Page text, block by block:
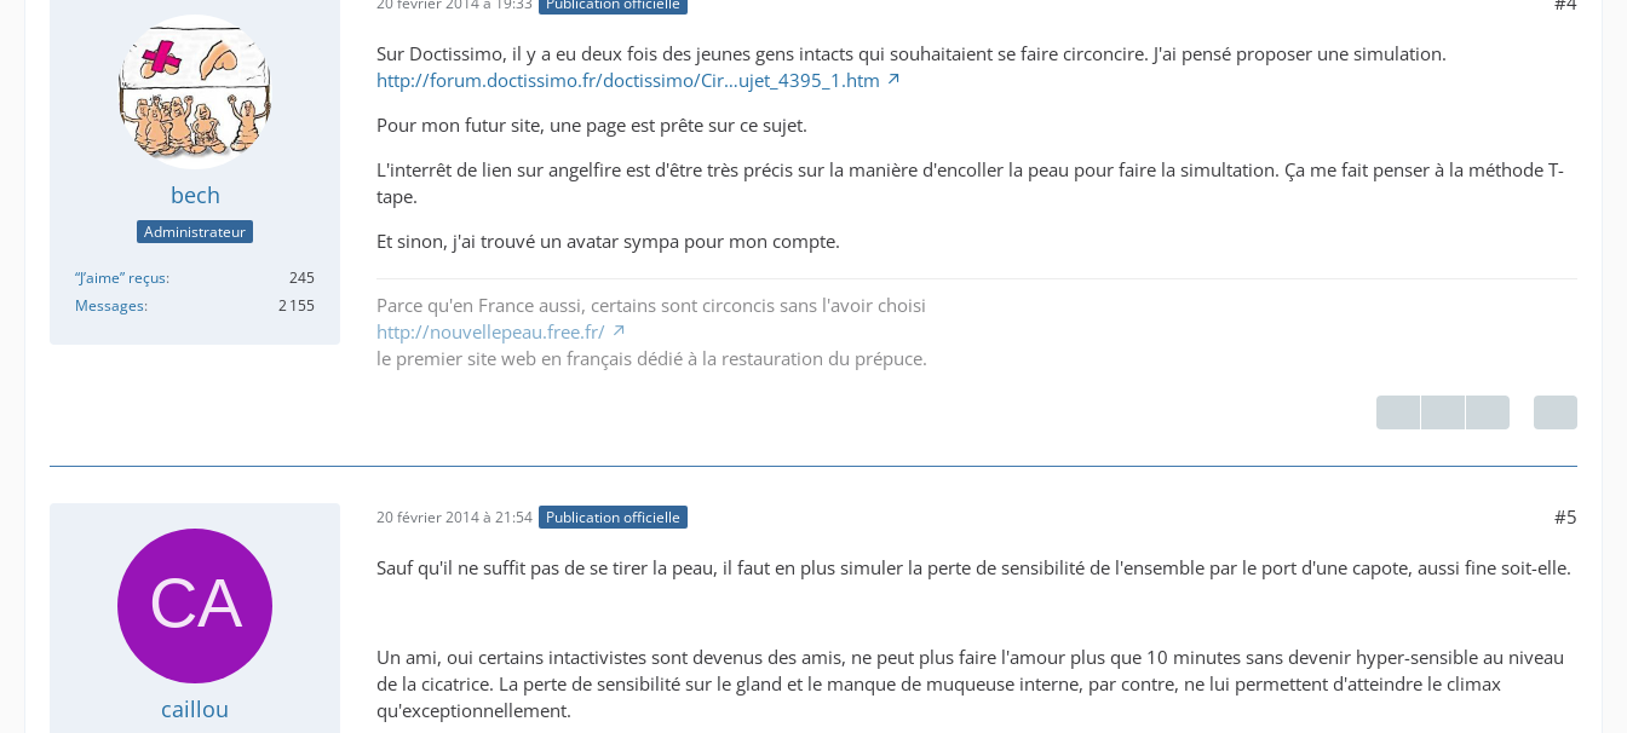
bech
Administrateur
“J’aime” reçus
245
Messages
2 155
Sur Doctissimo, il y a eu deux fois des jeunes gens intacts qui souhaitaient se faire circoncire. J'ai pensé proposer une simulation.
http://forum.doctissimo.fr/doctissimo/Cir…ujet_4395_1.htm
Pour mon futur site, une page est prête sur ce sujet.
L'interrêt de lien sur angelfire est d'être très précis sur la manière d'encoller la peau pour faire la simultation. Ça me fait penser à la méthode T-
tape.
Et sinon, j'ai trouvé un avatar sympa pour mon compte.
Parce qu'en France aussi, certains sont circoncis sans l'avoir choisi
http://nouvellepeau.free.fr/
le premier site web en français dédié à la restauration du prépuce.
caillou
20 février 2014 à 21:54 Publication officielle #5
Sauf qu'il ne suffit pas de se tirer la peau, il faut en plus simuler la perte de sensibilité de l'ensemble par le port d'une capote, aussi fine soit-elle.
Un ami, oui certains intactivistes sont devenus des amis, ne peut plus faire l'amour plus que 10 minutes sans devenir hyper-sensible au niveau
de la cicatrice. La perte de sensibilité sur le gland et le manque de muqueuse interne, par contre, ne lui permettent d'atteindre le climax
qu'exceptionnellement.